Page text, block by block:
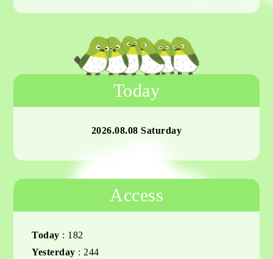
Today
2026.08.08 Saturday
Access
Today : 182
Yesterday : 244